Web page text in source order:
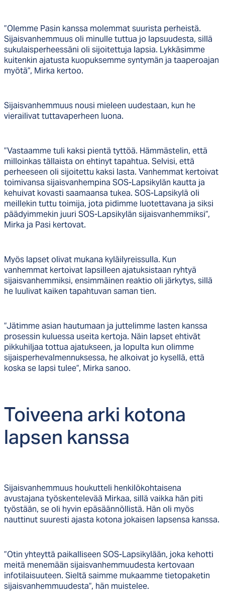
”Olemme Pasin kanssa molemmat suurista perheistä.
Sijaisvanhemmuus oli minulle tuttua jo lapsuudesta, sillä
sukulaisperheessäni oli sijoitettuja lapsia. Lykkäsimme
kuitenkin ajatusta kuopuksemme syntymän ja taaperoajan
myötä”, Mirka kertoo.
Sijaisvanhemmuus nousi mieleen uudestaan, kun he
vierailivat tuttavaperheen luona.
”Vastaamme tuli kaksi pientä tyttöä. Hämmästelin, että
milloinkas tällaista on ehtinyt tapahtua. Selvisi, että
perheeseen oli sijoitettu kaksi lasta. Vanhemmat kertoivat
toimivansa sijaisvanhempina SOS-Lapsikylän kautta ja
kehuivat kovasti saamaansa tukea. SOS-Lapsikylä oli
meillekin tuttu toimija, jota pidimme luotettavana ja siksi
päädyimmekin juuri SOS-Lapsikylän sijaisvanhemmiksi”,
Mirka ja Pasi kertovat.
Myös lapset olivat mukana kyläilyreissulla. Kun
vanhemmat kertoivat lapsilleen ajatuksistaan ryhtyä
sijaisvanhemmiksi, ensimmäinen reaktio oli järkytys, sillä
he luulivat kaiken tapahtuvan saman tien.
”Jätimme asian hautumaan ja juttelimme lasten kanssa
prosessin kuluessa useita kertoja. Näin lapset ehtivät
pikkuhiljaa tottua ajatukseen, ja lopulta kun olimme
sijaisperhevalmennuksessa, he alkoivat jo kysellä, että
koska se lapsi tulee”, Mirka sanoo.
Toi­vee­na ar­ki ko­to­na
lap­sen kans­sa
Sijaisvanhemmuus houkutteli henkilökohtaisena
avustajana työskentelevää Mirkaa, sillä vaikka hän piti
työstään, se oli hyvin epäsäännöllistä. Hän oli myös
nauttinut suuresti ajasta kotona jokaisen lapsensa kanssa.
”Otin yhteyttä paikalliseen SOS-Lapsikylään, joka kehotti
meitä menemään sijaisvanhemmuudesta kertovaan
infotilaisuuteen. Sieltä saimme mukaamme tietopaketin
sijaisvanhemmuudesta”, hän muistelee.